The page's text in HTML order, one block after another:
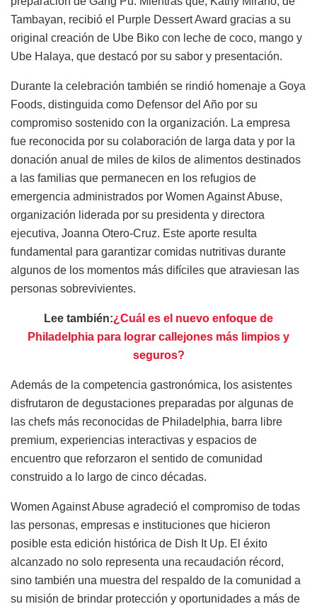
Tambayan, recibió el Purple Dessert Award gracias a su
original creación de Ube Biko con leche de coco, mango y
Ube Halaya, que destacó por su sabor y presentación.
Durante la celebración también se rindió homenaje a Goya
Foods, distinguida como Defensor del Año por su
compromiso sostenido con la organización. La empresa
fue reconocida por su colaboración de larga data y por la
donación anual de miles de kilos de alimentos destinados
a las familias que permanecen en los refugios de
emergencia administrados por Women Against Abuse,
organización liderada por su presidenta y directora
ejecutiva, Joanna Otero-Cruz. Este aporte resulta
fundamental para garantizar comidas nutritivas durante
algunos de los momentos más difíciles que atraviesan las
personas sobrevivientes.
Lee también:¿Cuál es el nuevo enfoque de
Philadelphia para lograr callejones más limpios y
seguros?
Además de la competencia gastronómica, los asistentes
disfrutaron de degustaciones preparadas por algunas de
las chefs más reconocidas de Philadelphia, barra libre
premium, experiencias interactivas y espacios de
encuentro que reforzaron el sentido de comunidad
construido a lo largo de cinco décadas.
Women Against Abuse agradeció el compromiso de todas
las personas, empresas e instituciones que hicieron
posible esta edición histórica de Dish It Up. El éxito
alcanzado no solo representa una recaudación récord,
sino también una muestra del respaldo de la comunidad a
su misión de brindar protección y oportunidades a más de